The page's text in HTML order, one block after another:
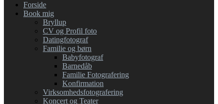
Forside
Book mig
Bryllup
CV og Profil foto
Datingfotograf
Familie og børn
Babyfotograf
Barnedåb
Familie Fotografering
Konfirmation
Virksomhedsfotografering
Koncert og Teater